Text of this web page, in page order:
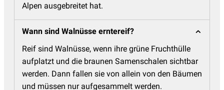
Alpen ausgebreitet hat.
Wann sind Walnüsse erntereif?
Reif sind Walnüsse, wenn ihre grüne Fruchthülle
aufplatzt und die braunen Samenschalen sichtbar
werden. Dann fallen sie von allein von den Bäumen
und müssen nur aufgesammelt werden.